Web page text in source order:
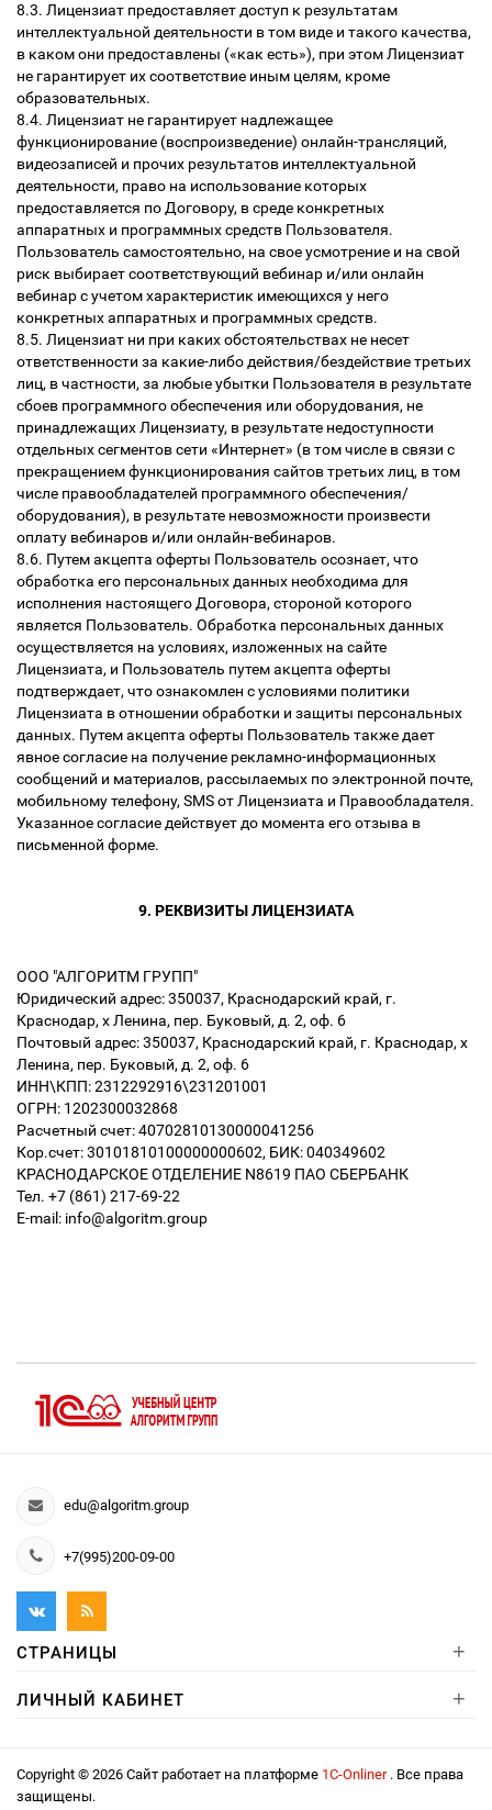
8.3. Лицензиат предоставляет доступ к результатам
интеллектуальной деятельности в том виде и такого качества,
в каком они предоставлены («как есть»), при этом Лицензиат
не гарантирует их соответствие иным целям, кроме
образовательных.
8.4. Лицензиат не гарантирует надлежащее
функционирование (воспроизведение) онлайн-трансляций,
видеозаписей и прочих результатов интеллектуальной
деятельности, право на использование которых
предоставляется по Договору, в среде конкретных
аппаратных и программных средств Пользователя.
Пользователь самостоятельно, на свое усмотрение и на свой
риск выбирает соответствующий вебинар и/или онлайн
вебинар с учетом характеристик имеющихся у него
конкретных аппаратных и программных средств.
8.5. Лицензиат ни при каких обстоятельствах не несет
ответственности за какие-либо действия/бездействие третьих
лиц, в частности, за любые убытки Пользователя в результате
сбоев программного обеспечения или оборудования, не
принадлежащих Лицензиату, в результате недоступности
отдельных сегментов сети «Интернет» (в том числе в связи с
прекращением функционирования сайтов третьих лиц, в том
числе правообладателей программного обеспечения/
оборудования), в результате невозможности произвести
оплату вебинаров и/или онлайн-вебинаров.
8.6. Путем акцепта оферты Пользователь осознает, что
обработка его персональных данных необходима для
исполнения настоящего Договора, стороной которого
является Пользователь. Обработка персональных данных
осуществляется на условиях, изложенных на сайте
Лицензиата, и Пользователь путем акцепта оферты
подтверждает, что ознакомлен с условиями политики
Лицензиата в отношении обработки и защиты персональных
данных. Путем акцепта оферты Пользователь также дает
явное согласие на получение рекламно-информационных
сообщений и материалов, рассылаемых по электронной почте,
мобильному телефону, SMS от Лицензиата и Правообладателя.
Указанное согласие действует до момента его отзыва в
письменной форме.
9. РЕКВИЗИТЫ ЛИЦЕНЗИАТА
ООО "АЛГОРИТМ ГРУПП"
Юридический адрес: 350037, Краснодарский край, г.
Краснодар, х Ленина, пер. Буковый, д. 2, оф. 6
Почтовый адрес: 350037, Краснодарский край, г. Краснодар, х
Ленина, пер. Буковый, д. 2, оф. 6
ИНН\КПП: 2312292916\231201001
ОГРН: 1202300032868
Расчетный счет: 40702810130000041256
Кор.счет: 30101810100000000602, БИК: 040349602
КРАСНОДАРСКОЕ ОТДЕЛЕНИЕ N8619 ПАО СБЕРБАНК
Тел. +7 (861) 217-69-22
E-mail: info@algoritm.group
edu@algoritm.group
+7(995)200-09-00
СТРАНИЦЫ +
ЛИЧНЫЙ КАБИНЕТ +
Copyright © 2026 Сайт работает на платформе 1С-Onliner . Все права
защищены.